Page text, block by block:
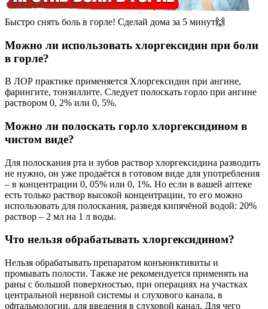
Быстро снять боль в горле! Сделай дома за 5 минут🙌
Можно ли использовать хлоргексидин при боли
в горле?
В ЛОР практике применяется Хлоргексидин при ангине,
фарингите, тонзиллите. Следует полоскать горло при ангине
раствором 0, 2% или 0, 5%.
Можно ли полоскать горло хлоргексидином в
чистом виде?
Для полоскания рта и зубов раствор хлоргексидина разводить
не нужно, он уже продаётся в готовом виде для употребления
– в концентрации 0, 05% или 0, 1%. Но если в вашей аптеке
есть только раствор высокой концентрации, то его можно
использовать для полоскания, разведя кипячёной водой: 20%
раствор – 2 мл на 1 л воды.
Что нельзя обрабатывать хлоргексидином?
Нельзя обрабатывать препаратом конъюнктивиты и
промывать полости. Также не рекомендуется применять на
раны с большой поверхностью, при операциях на участках
центральной нервной системы и слухового канала, в
офтальмологии, для введения в слуховой канал. Для чего